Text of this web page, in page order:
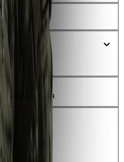
Телефон*
Повідомлення